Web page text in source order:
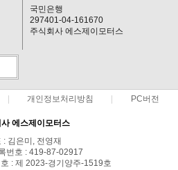
국민은행
297401-04-161670
주식회사 에스제이모터스
개인정보처리방침 PC버전
에스제이모터스
: 김은미, 전영재
번호 : 419-87-02917
: 제 2023-경기양주-1519호